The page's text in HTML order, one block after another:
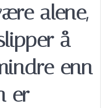
alene,
å
enn
er